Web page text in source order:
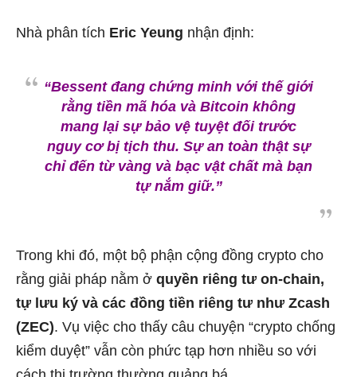
Nhà phân tích Eric Yeung nhận định:
“Bessent đang chứng minh với thế giới
rằng tiền mã hóa và Bitcoin không
mang lại sự bảo vệ tuyệt đối trước
nguy cơ bị tịch thu. Sự an toàn thật sự
chỉ đến từ vàng và bạc vật chất mà bạn
tự nắm giữ.”
Trong khi đó, một bộ phận cộng đồng crypto cho
rằng giải pháp nằm ở quyền riêng tư on-chain,
tự lưu ký và các đồng tiền riêng tư như Zcash
(ZEC). Vụ việc cho thấy câu chuyện “crypto chống
kiểm duyệt” vẫn còn phức tạp hơn nhiều so với